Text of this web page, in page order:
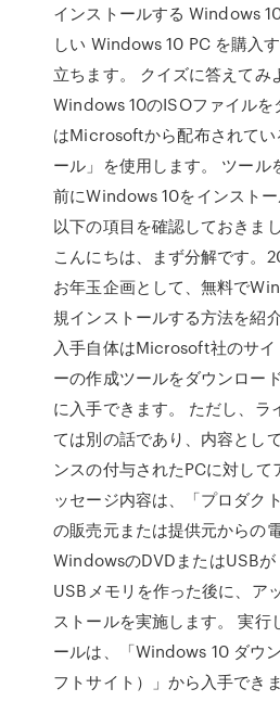
インストールする Windows
しい Windows 10 PC を購入
立ちます。 クイズに答えて
Windows 10のISOファイルを
はMicrosoftから配布されてい
ール」を使用します。 ツール
前にWindows 10をインスト
以下の項目を確認しておきま
こんにちは、まず分解です。
お年玉企画として、無料で
規インストールする方法を紹
入手自体はMicrosoft社のサイ
ーの作成ツールをダウンロー
に入手できます。 ただし、ラ
ては別の話であり、内容とし
ンスの付与されたPCに対して
ッセージ内容は、「プロダク
の販売元または提供元からの
WindowsのDVDまたはUSB
USBメモリを作った後に、ア
ストールを実施します。 実行
ールは、「Windows 10 ダウ
フトサイト）」から入手できま